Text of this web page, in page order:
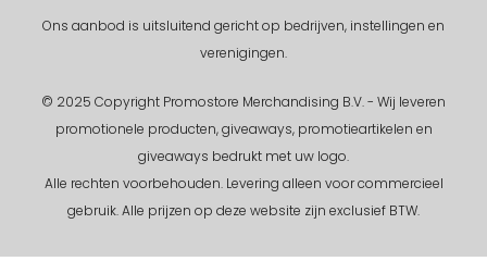
Ons aanbod is uitsluitend gericht op bedrijven, instellingen en
verenigingen.
© 2025 Copyright Promostore Merchandising B.V. - Wij leveren
promotionele producten, giveaways, promotieartikelen en
giveaways bedrukt met uw logo.
Alle rechten voorbehouden.Levering alleen voor commercieel
gebruik. Alle prijzen op deze website zijn exclusief BTW.